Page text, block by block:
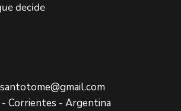
decide
Corrientes - Argentina